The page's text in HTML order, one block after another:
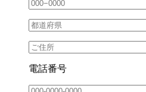
電話番号